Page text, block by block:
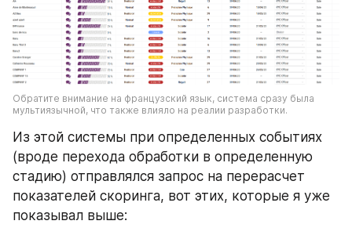
Обратите внимание на французский язык, система сразу была
мультиязычной, что также влияло на реалии разработки.
Из этой системы при определенных событиях
(вроде перехода обработки в определенную
стадию) отправлялся запрос на перерасчет
показателей скоринга, вот этих, которые я уже
показывал выше: